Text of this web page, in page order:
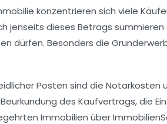
konzentrieren sich viele
jenseits dieses Betrags
dürfen. Besonders die
Posten sind die Notarkosten
des Kaufvertrags, die
Immobilien über